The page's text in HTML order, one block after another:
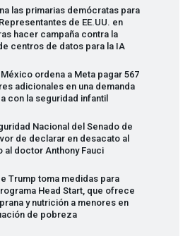
las primarias demócratas para
de EE.UU. en
hacer campaña contra la
centros de datos para la IA
ordena a Meta pagar 567
adicionales en una demanda
con la seguridad infantil
Nacional del Senado de
de declarar en desacato al
al doctor Anthony Fauci
Trump toma medidas para
Head Start, que ofrece
y nutrición a menores en
de pobreza